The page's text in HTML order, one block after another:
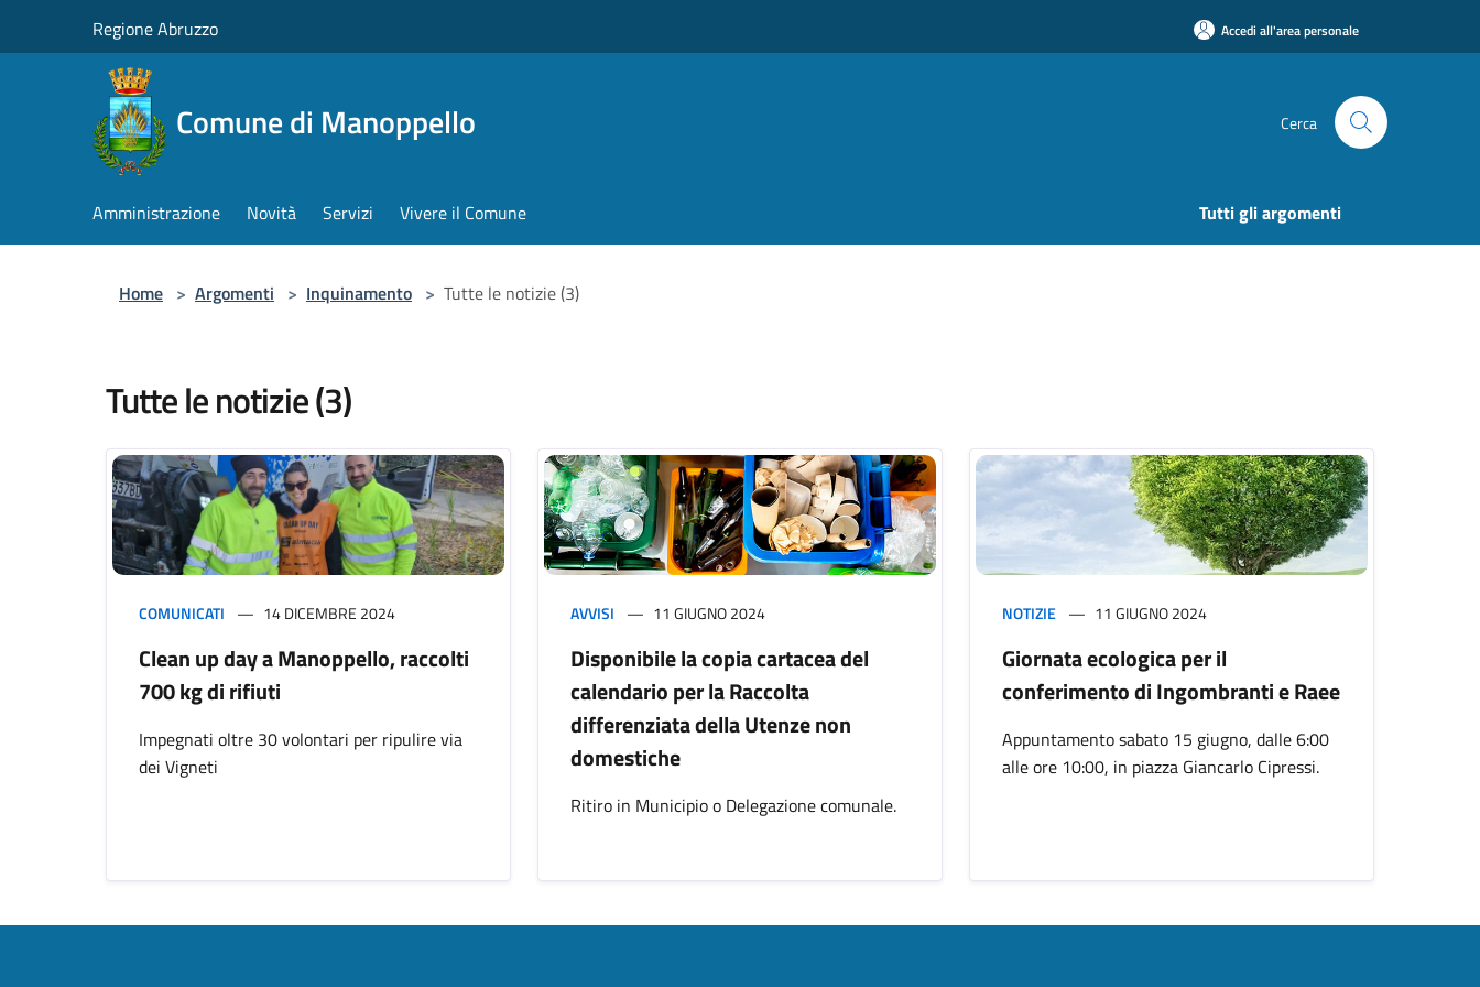
Regione Abruzzo Accedi all'area personale
Comune di Manoppello Cerca
Amministrazione Novità Servizi Vivere il Comune Tutti gli argomenti
Home > Argomenti > Inquinamento > Tutte le notizie (3)
Tutte le notizie (3)
COMUNICATI 14 DICEMBRE 2024
Clean up day a Manoppello, raccolti
700 kg di rifiuti
Impegnati oltre 30 volontari per ripulire via
dei Vigneti
AVVISI 11 GIUGNO 2024
Disponibile la copia cartacea del
calendario per la Raccolta
differenziata della Utenze non
domestiche
Ritiro in Municipio o Delegazione comunale.
NOTIZIE 11 GIUGNO 2024
Giornata ecologica per il
conferimento di Ingombranti e Raee
Appuntamento sabato 15 giugno, dalle 6:00
alle ore 10:00, in piazza Giancarlo Cipressi.